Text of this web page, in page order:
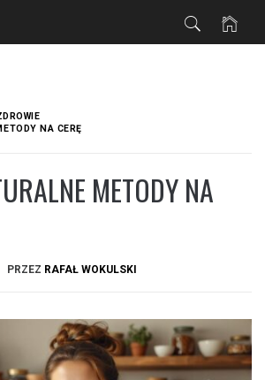
NA CERĘ
METODY NA
PRZEZ RAFAŁ WOKULSKI